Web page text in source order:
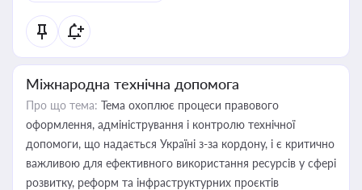
Міжнародна технічна допомога
Про що тема: Тема охоплює процеси правового
оформлення, адміністрування і контролю технічної
допомоги, що надається Україні з-за кордону, і є критично
важливою для ефективного використання ресурсів у сфері
розвитку, реформ та інфраструктурних проєктів